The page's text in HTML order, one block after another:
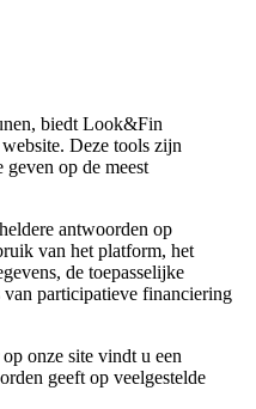
biedt Look&Fin
Deze tools zijn
op de meest
antwoorden op
van het platform, het
de toepasselijke
participatieve financiering
onze site vindt u een
geeft op veelgestelde